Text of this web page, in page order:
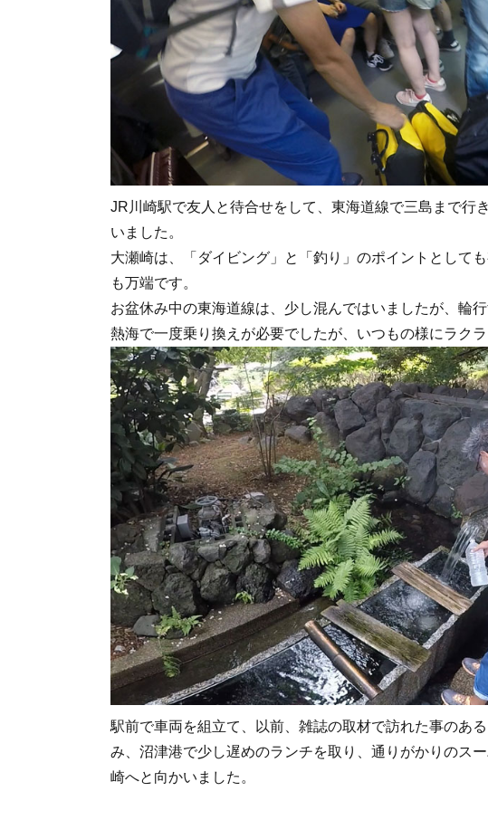
JR川崎駅で友人と待合せをして、東海道線で三島まで行
いました。
大瀬崎は、「ダイビング」と「釣り」のポイントとして
も万端です。
お盆休み中の東海道線は、少し混んではいましたが、輪
熱海で一度乗り換えが必要でしたが、いつもの様にラク
駅前で車両を組立て、以前、雑誌の取材で訪れた事のあ
み、沼津港で少し遅めのランチを取り、通りがかりのス
崎へと向かいました。